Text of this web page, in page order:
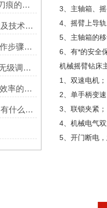
XK7136数控铣床消除接刀痕的操作
五轴加工中心的工作原理及技术优势
Z3050液压摇臂钻床的操作步骤与安全注意事项
ck61125数控车床可实现无级调速控制
提高Z5140立式钻床加工效率的改进措施
四机机床和普通数控设备有什么区别？
3、主轴箱、
4、摇臂上导
5、主轴箱的
6、有*的安全
机械摇臂钻床
1、双速电机；
2、单手柄变
3、联锁夹紧；
4、机械电气
5、开门断电